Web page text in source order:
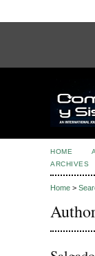
HOME
ARCHIVES
Home >